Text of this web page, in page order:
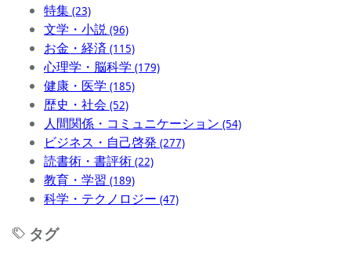
特集 (23)
文学・小説 (96)
お金・経済 (115)
心理学・脳科学 (179)
健康・医学 (185)
歴史・社会 (52)
人間関係・コミュニケーション (54)
ビジネス・自己啓発 (277)
読書術・書評術 (22)
教育・学習 (189)
科学・テクノロジー (47)
タグ